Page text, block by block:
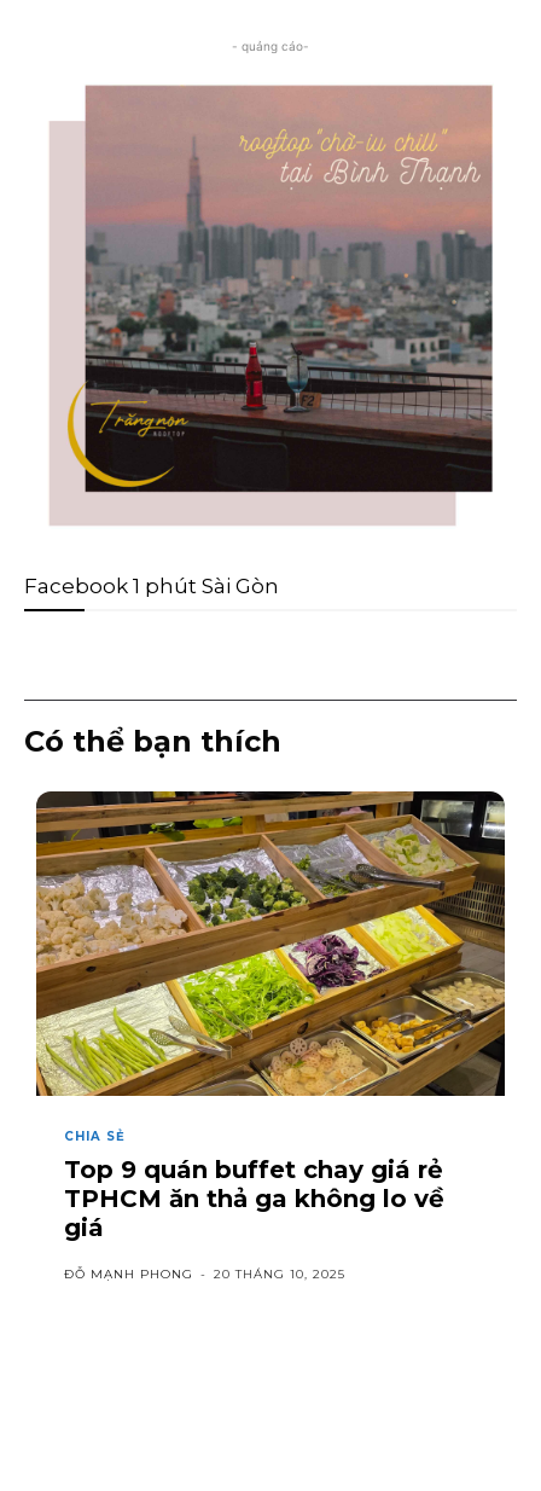
- quảng cáo-
Facebook 1 phút Sài Gòn
Có thể bạn thích
CHIA SẺ
Top 9 quán buffet chay giá rẻ
TPHCM ăn thả ga không lo về
giá
ĐỖ MẠNH PHONG - 20 THÁNG 10, 2025